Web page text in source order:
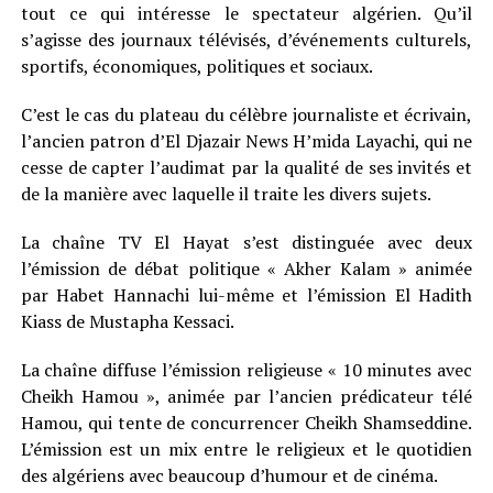
tout ce qui intéresse le spectateur algérien. Qu’il
s’agisse des journaux télévisés, d’événements culturels,
sportifs, économiques, politiques et sociaux.
C’est le cas du plateau du célèbre journaliste et écrivain,
l’ancien patron d’El Djazair News H’mida Layachi, qui ne
cesse de capter l’audimat par la qualité de ses invités et
de la manière avec laquelle il traite les divers sujets.
La chaîne TV El Hayat s’est distinguée avec deux
l’émission de débat politique « Akher Kalam » animée
par Habet Hannachi lui-même et l’émission El Hadith
Kiass de Mustapha Kessaci.
La chaîne diffuse l’émission religieuse « 10 minutes avec
Cheikh Hamou », animée par l’ancien prédicateur télé
Hamou, qui tente de concurrencer Cheikh Shamseddine.
L’émission est un mix entre le religieux et le quotidien
des algériens avec beaucoup d’humour et de cinéma.